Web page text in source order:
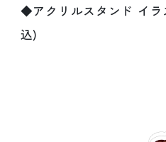
◆アクリルスタンド イラ
込)